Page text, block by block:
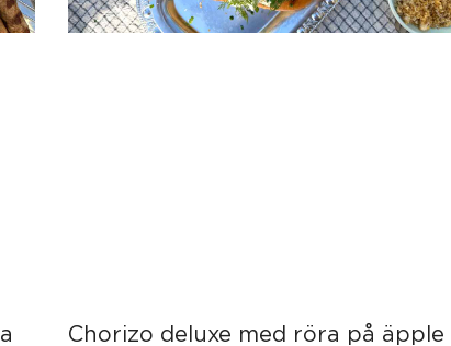
Chorizo deluxe med röra på äpple